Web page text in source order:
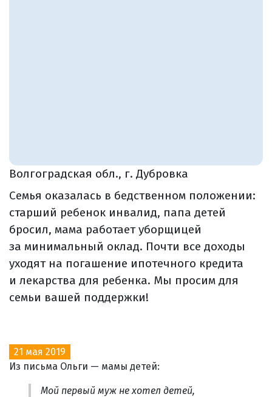
Волгоградская обл., г. Дубровка
Семья оказалась в бедственном положении:
старший ребенок инвалид, папа детей
бросил, мама работает уборщицей
за минимальный оклад. Почти все доходы
уходят на погашение ипотечного кредита
и лекарства для ребенка. Мы просим для
семьи вашей поддержки!
21 мая 2019
Из письма Ольги — мамы детей:
Мой первый муж не хотел детей,